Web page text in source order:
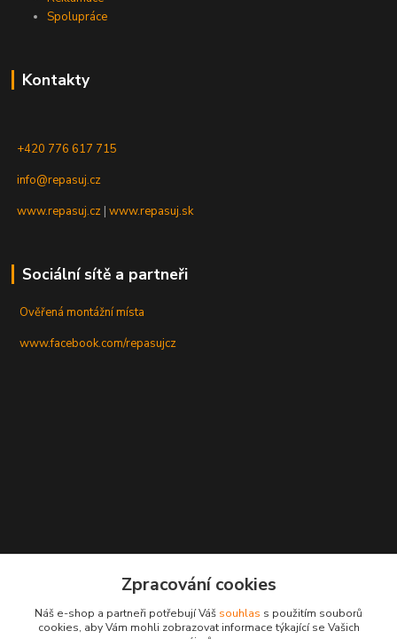
Spolupráce
Kontakty
+420 776 617 715
info@repasuj.cz
www.repasuj.cz |www.repasuj.sk
Sociální sítě a partneři
Ověřená montážní místa
www.facebook.com/repasujcz
Zpracování cookies
Náš e-shop a partneři potřebují Váš souhlas s použitím souborů
cookies, aby Vám mohli zobrazovat informace týkající se Vašich